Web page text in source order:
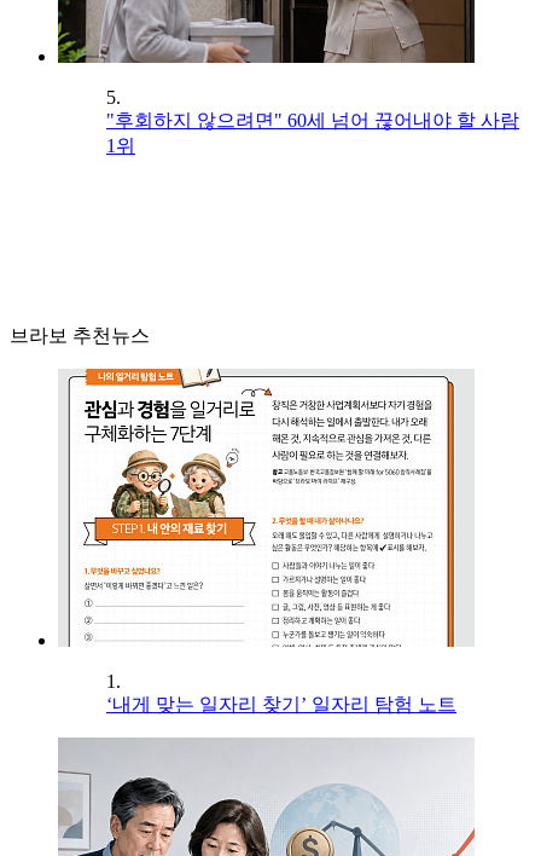
5.
"후회하지 않으려면" 60세 넘어 끊어내야 할 사람
1위
브라보 추천뉴스
1.
‘내게 맞는 일자리 찾기’ 일자리 탐험 노트